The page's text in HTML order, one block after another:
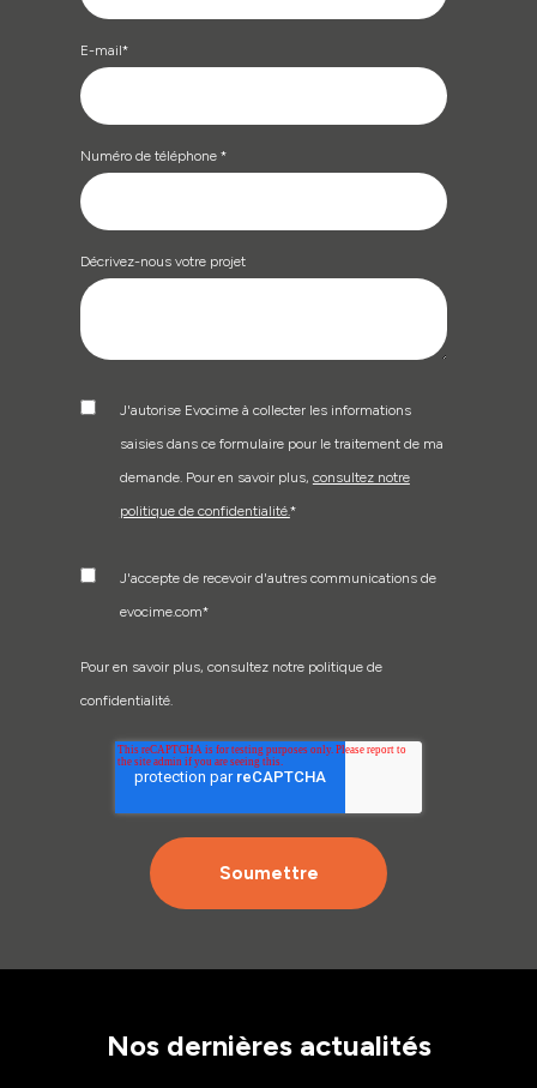
E-mail*
Numéro de téléphone *
Décrivez-nous votre projet
J'autorise Evocime à collecter les informations
saisies dans ce formulaire pour le traitement de ma
demande. Pour en savoir plus, consultez notre
politique de confidentialité.*
J'accepte de recevoir d'autres communications de
evocime.com*
Pour en savoir plus, consultez notre politique de
confidentialité.
Nos dernières actualités